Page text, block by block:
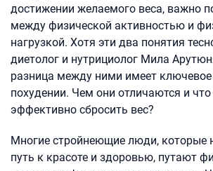
достижении желаемого веса, важно
между физической активностью и
нагрузкой. Хотя эти два понятия
диетолог и нутрициолог Мила
разница между ними имеет ключевое
похудении. Чем они отличаются и
эффективно сбросить вес?
Многие стройнеющие люди, которые
путь к красоте и здоровью, путают